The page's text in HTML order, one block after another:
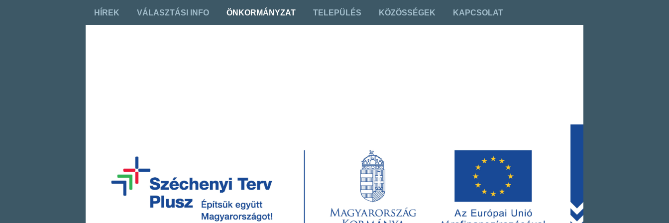
HÍREK VÁLASZTÁSI INFO ÖNKORMÁNYZAT TELEPÜLÉS KÖZÖSSÉGEK KAPCSOLAT